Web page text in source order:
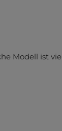
Modell ist